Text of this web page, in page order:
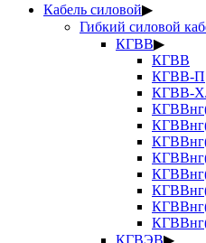
Кабель силовой▶
Гибкий силовой
КГВВ▶
КГВВ
КГВВ-П
КГВВ-
КГВЭВ▶